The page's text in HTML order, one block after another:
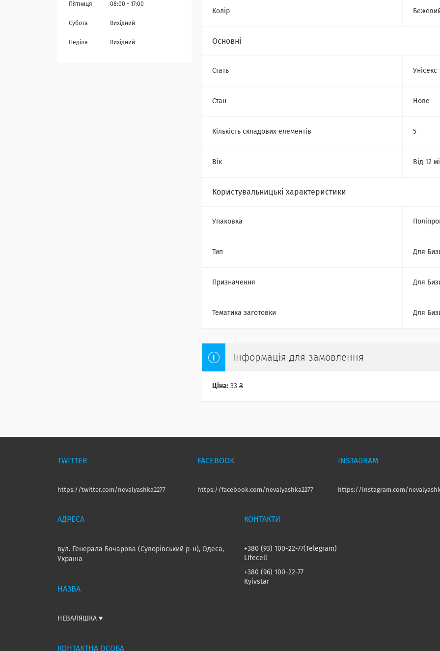
Колір
Основні
Стать Унісекс
Стан Нове
Кількість складових елементів 5
Вік Від 12
Користувальницькі характеристики
Упаковка
Тип Для
Призначення Для
Тематика заготовки Для
Інформація для замовлення
Ціна: 33 ₴
Пʼятниця 08:00 17:00
Субота Вихідний
Неділя Вихідний
TWITTER
https://twitter.com/nevalyashka2277
FACEBOOK
https://facebook.com/nevalyashka2277
INSTAGRAM
https://instagram.com/
вул. Генерала Бочарова (Суворівський р-н), Одеса,
Україна
НЕВАЛЯШКА ♥️
+380 (93) 100-22-77
Telegram
Lifecell
+380 (96) 100-22-77
Kyivstar